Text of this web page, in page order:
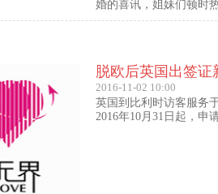
婚的喜讯，姐妹们顿时
脱欧后英国出签证
2016-11-02 10:00
英国到比利时访客服务
2016年10月31日起，申